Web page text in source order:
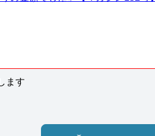
ます